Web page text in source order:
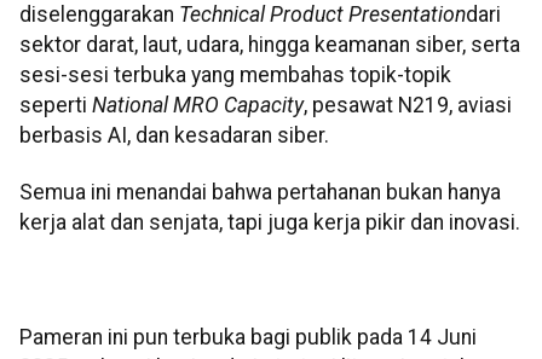
diselenggarakan Technical Product Presentationdari
sektor darat, laut, udara, hingga keamanan siber, serta
sesi-sesi terbuka yang membahas topik-topik
seperti National MRO Capacity, pesawat N219, aviasi
berbasis AI, dan kesadaran siber.
Semua ini menandai bahwa pertahanan bukan hanya
kerja alat dan senjata, tapi juga kerja pikir dan inovasi.
Pameran ini pun terbuka bagi publik pada 14 Juni